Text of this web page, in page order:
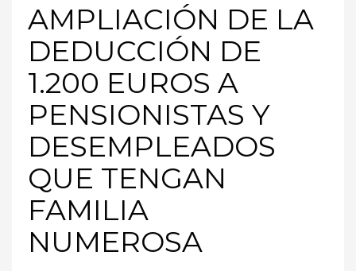
AMPLIACIÓN DE LA
DEDUCCIÓN DE
1.200 EUROS A
PENSIONISTAS Y
DESEMPLEADOS
QUE TENGAN
FAMILIA
NUMEROSA